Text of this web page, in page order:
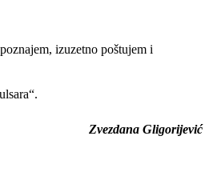
izuzetno poštujem i
Zvezdana Gligorijević